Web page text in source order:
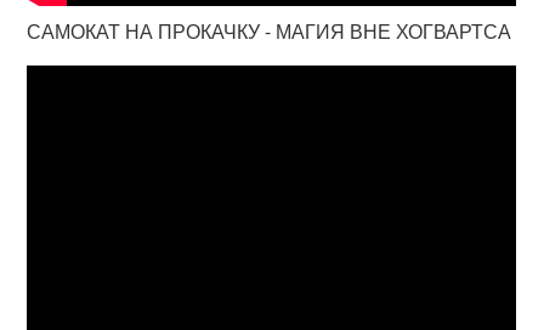
САМОКАТ НА ПРОКАЧКУ - МАГИЯ ВНЕ ХОГВАРТСА